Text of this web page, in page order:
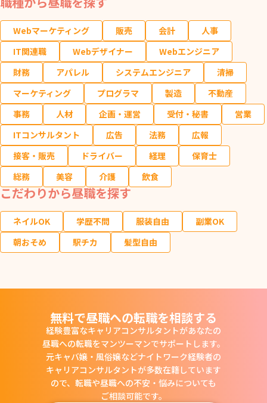
Webマーケティング 販売 会計
人事
IT関連職
Webデザイナー
Webエンジニア
財務
アパレル システムエンジニア
清掃
マーケティング
プログラマ 製造
不動産
事務
人材 企画・運営 受付・秘書
営業
ITコンサルタント
広告 法務
広報
接客・販売
ドライバー 経理
保育士
総務
美容 介護 飲食
こだわりから昼職を探す
ネイルOK 学歴不問 服装自由
副業OK
朝おそめ
駅チカ 髪型自由
無料で昼職への転職を相談する
経験豊富なキャリアコンサルタントがあなたの
昼職への転職をマンツーマンでサポートします。
元キャバ嬢・風俗嬢などナイトワーク経験者の
キャリアコンサルタントが多数在籍しています
ので、 転職や昼職への不安・悩みについても
ご相談可能です。